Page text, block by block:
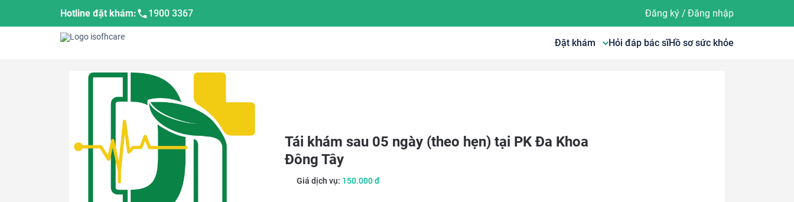
Hotline đặt khám: 1900 3367 Đăng ký/ Đăng nhập
Đặt khám Hỏi đáp bác sĩHồ sơ sức khỏe
Tái khám sau 05 ngày (theo hẹn) tại PK Đa Khoa
Đông Tây
Giá dịch vụ: 150.000đ